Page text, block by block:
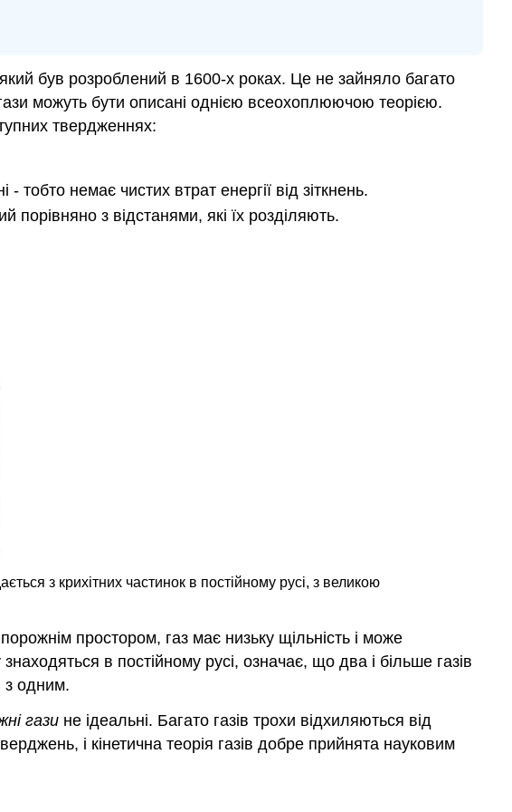
був розроблений в 1600-х роках. Це не зайняло багато
можуть бути описані однією всеохоплюючою теорією.
твердженнях:
тобто немає чистих втрат енергії від зіткнень.
порівняно з відстанями, які їх розділяють.
з крихітних частинок в постійному русі, з великою
простором, газ має низьку щільність і може
в постійному русі, означає, що два і більше газів
з одним.
гази не ідеальні. Багато газів трохи відхиляються від
і кінетична теорія газів добре прийнята науковим